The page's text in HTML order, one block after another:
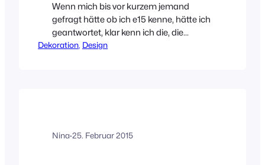
Wenn mich bis vor kurzem jemand
gefragt hätte ob ich e15 kenne, hätte ich
geantwortet, klar kenn ich die, die
machen mega schöne Möbel! Tja, weit
Dekoration, Design
Nina·25. Februar 2015